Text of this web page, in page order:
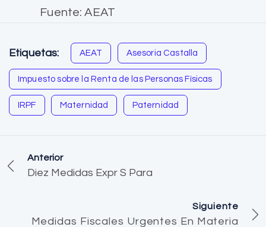
Fuente: AEAT
Etiquetas: AEAT Asesoria Castalla
Impuesto sobre la Renta de las Personas Físicas
IRPF Maternidad Paternidad
Anterior
Diez Medidas Expr S Para
Siguiente
Medidas Fiscales Urgentes En Materia